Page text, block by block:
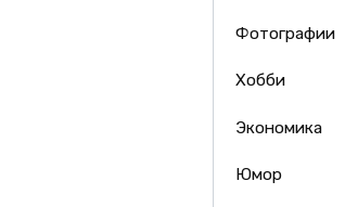
Фотографии
Хобби
Экономика
Юмор